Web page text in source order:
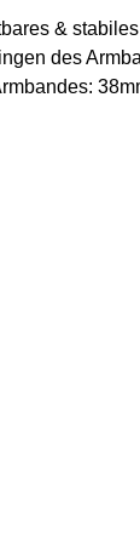
des
Apple Watch.